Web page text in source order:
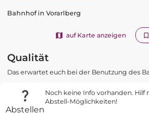
Bahnhof in Vorarlberg
auf Karte anzeigen
Qualität
Das erwartet euch bei der Benutzung des
Abstellen
Noch keine Info vorhanden.
Abstell-Möglichkeiten!